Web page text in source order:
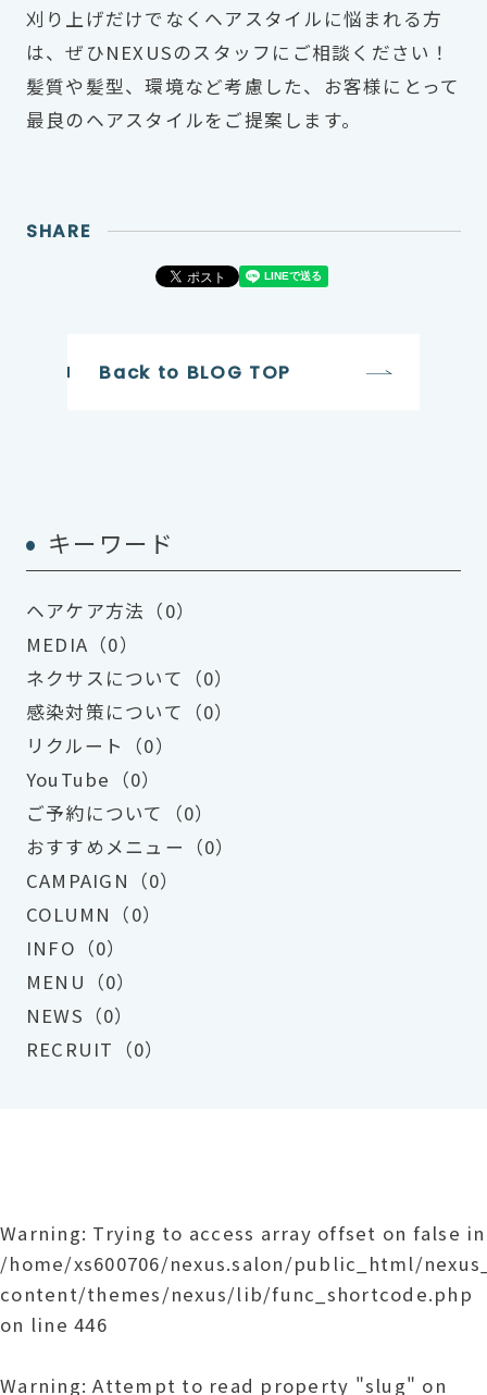
刈り上げだけでなくヘアスタイルに悩まれる方
は、ぜひNEXUSのスタッフにご相談ください！
髪質や髪型、環境など考慮した、お客様にとって
最良のヘアスタイルをご提案します。
SHARE
Back to BLOG TOP
キーワード
ヘアケア方法（0）
MEDIA（0）
ネクサスについて（0）
感染対策について（0）
リクルート（0）
YouTube（0）
ご予約について（0）
おすすめメニュー（0）
CAMPAIGN（0）
COLUMN（0）
INFO（0）
MENU（0）
NEWS（0）
RECRUIT（0）
Warning: Trying to access array offset on false in
/home/xs600706/nexus.salon/public_html/
content/themes/nexus/lib/func_shortcode.php
on line446
Warning: Attempt to read property "slug" on